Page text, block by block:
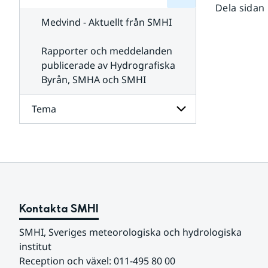
Kontakta
SMHI
Medvind - Aktuellt från SMHI
Rapporter och meddelanden
publicerade av Hydrografiska
Byrån, SMHA och SMHI
Tema
Tema
Dela sidan
Kontakta SMHI
SMHI, Sveriges meteorologiska och hydrologiska
institut
Reception och växel: 011-495 80 00